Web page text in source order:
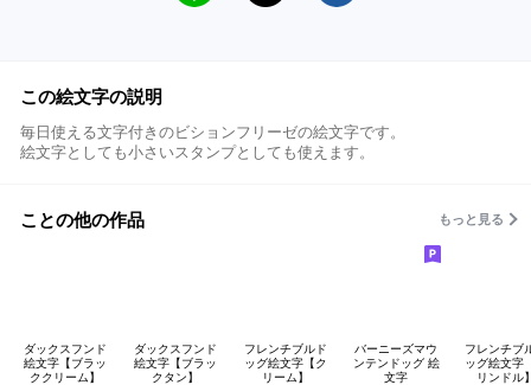
この絵文字の説明
毎日使える文字付きのビションフリーゼの絵文字です。
絵文字としても小さいスタンプとしても使えます。
ことの他の作品 もっと見る
ダックスフンド
絵文字【ブラッ
ククリーム】
ダックスフンド
絵文字【ブラッ
クタン】
フレンチブルド
ッグ絵文字【ク
リーム】
バーニーズマウ
ンテンドッグ 絵
文字
フレンチブ
ッグ絵文字
リンドル